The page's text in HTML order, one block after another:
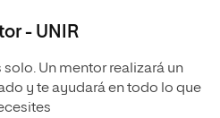
- UNIR
solo. Un mentor realizará un
y te ayudará en todo lo que